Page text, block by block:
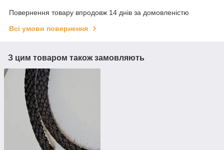
Повернення товару впродовж 14 днів за домовленістю
Всі умови повернення
З цим товаром також замовляють